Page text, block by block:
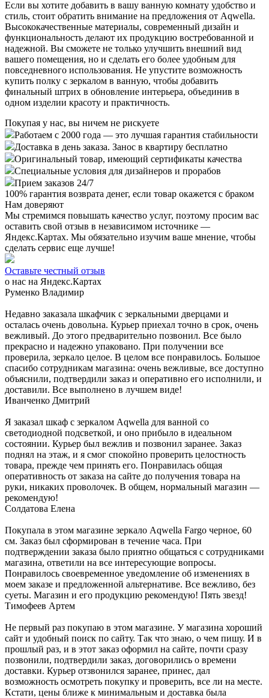
Если вы хотите добавить в вашу ванную комнату удобство и
стиль, стоит обратить внимание на предложения от Aqwella.
Высококачественные материалы, современный дизайн и
функциональность делают их продукцию востребованной и
надежной. Вы сможете не только улучшить внешний вид
вашего помещения, но и сделать его более удобным для
повседневного использования. Не упустите возможность
купить полку с зеркалом в ванную, чтобы добавить
финальный штрих в обновление интерьера, объединив в
одном изделии красоту и практичность.
Покупая у нас, вы ничем не рискуете
Работаем с 2000 года — это лучшая гарантия стабильности
Доставка в день заказа. Занос в квартиру бесплатно
Оригинальный товар, имеющий сертификаты качества
Специальные условия для дизайнеров и прорабов
Прием заказов 24/7
100% гарантия возврата денег, если товар окажется с браком
Нам доверяют
Мы стремимся повышать качество услуг, поэтому просим вас
оставить свой отзыв в независимом источнике —
Яндекс.Картах. Мы обязательно изучим ваше мнение, чтобы
сделать сервис еще лучше!
Оставьте честный отзыв
о нас на Яндекс.Картах
Руменко Владимир
Недавно заказала шкафчик с зеркальными дверцами и
осталась очень довольна. Курьер приехал точно в срок, очень
вежливый. До этого предварительно позвонил. Все было
прекрасно и надежно упаковано. При получении все
проверила, зеркало целое. В целом все понравилось. Большое
спасибо сотрудникам магазина: очень вежливые, все доступно
объяснили, подтвердили заказ и оперативно его исполнили, и
доставили. Все выполнено в лучшем виде!
Иванченко Дмитрий
Я заказал шкаф с зеркалом Aqwella для ванной со
светодиодной подсветкой, и оно прибыло в идеальном
состоянии. Курьер был вежлив и позвонил заранее. Заказ
поднял на этаж, и я смог спокойно проверить целостность
товара, прежде чем принять его. Понравилась общая
оперативность от заказа на сайте до получения товара на
руки, никаких проволочек. В общем, нормальный магазин —
рекомендую!
Солдатова Елена
Покупала в этом магазине зеркало Aqwella Fargo черное, 60
см. Заказ был сформирован в течение часа. При
подтверждении заказа было приятно общаться с сотрудниками
магазина, ответили на все интересующие вопросы.
Понравилось своевременное уведомление об изменениях в
моем заказе и предложенной альтернативе. Все вежливо, без
суеты. Магазин и его продукцию рекомендую! Пять звезд!
Тимофеев Артем
Не первый раз покупаю в этом магазине. У магазина хороший
сайт и удобный поиск по сайту. Так что знаю, о чем пишу. И в
прошлый раз, и в этот заказ оформил на сайте, почти сразу
позвонили, подтвердили заказ, договорились о времени
доставки. Курьер отзвонился заранее, принес, дал
возможность осмотреть покупку и проверить, все ли на месте.
Кстати, цены ближе к минимальным и доставка была